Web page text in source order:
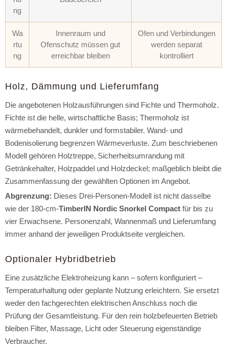
ng
Wa
rtu
ng
Innenraum und
Ofenschutz müssen gut
erreichbar bleiben
Ofen und Verbindungen
werden separat
kontrolliert
Holz, Dämmung und Lieferumfang
Die angebotenen Holzausführungen sind Fichte und Thermoholz.
Fichte ist die helle, wirtschaftliche Basis; Thermoholz ist
wärmebehandelt, dunkler und formstabiler. Wand- und
Bodenisolierung begrenzen Wärmeverluste. Zum beschriebenen
Modell gehören Holztreppe, Sicherheitsumrandung mit
Getränkehalter, Holzpaddel und Holzdeckel; maßgeblich bleibt die
Zusammenfassung der gewählten Optionen im Angebot.
Abgrenzung: Dieses Drei-Personen-Modell ist nicht dasselbe
wie der 180-cm-TimberIN Nordic Snorkel Compact für bis zu
vier Erwachsene. Personenzahl, Wannenmaß und Lieferumfang
immer anhand der jeweiligen Produktseite vergleichen.
Optionaler Hybridbetrieb
Eine zusätzliche Elektroheizung kann – sofern konfiguriert –
Temperaturhaltung oder geplante Nutzung erleichtern. Sie ersetzt
weder den fachgerechten elektrischen Anschluss noch die
Prüfung der Gesamtleistung. Für den rein holzbefeuerten Betrieb
bleiben Filter, Massage, Licht oder Steuerung eigenständige
Verbraucher.